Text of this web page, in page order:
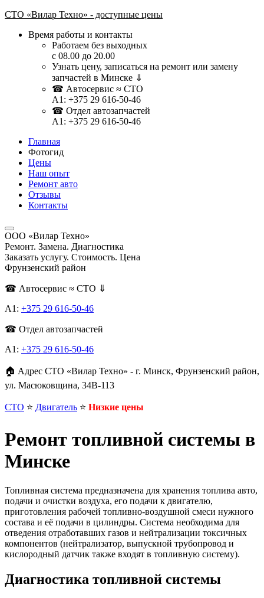
СТО «Вилар Техно» - доступные цены
Время работы и контакты
Работаем без выходных
с 08.00 до 20.00
Узнать цену, записаться на ремонт или замену
запчастей в Минске ⇓
☎ Автосервис ≈ СТО
A1: +375 29 616-50-46
☎ Отдел автозапчастей
A1: ‎+375 29 616-50-46
Главная
Фотогид
Цены
Наш опыт
Ремонт авто
Отзывы
Контакты
ООО «Вилар Техно»
Ремонт. Замена. Диагностика
Заказать услугу. Стоимость. Цена
Фрунзенский район
☎ Автосервис ≈ СТО ⇓
А1: +375 29 616-50-46
☎ Отдел автозапчастей
A1: +375 29 616-50-46
🏠 Адрес СТО «Вилар Техно» - г. Минск, Фрунзенский район,
ул. Масюковщина, 34В-113
СТО ⭐️ Двигатель ⭐️ Низкие цены
Ремонт топливной системы в
Минске
Топливная система предназначена для хранения топлива авто,
подачи и очистки воздуха, его подачи к двигателю,
приготовления рабочей топливно-воздушной смеси нужного
состава и её подачи в цилиндры. Система необходима для
отведения отработавших газов и нейтрализации токсичных
компонентов (нейтрализатор, выпускной трубопровод и
кислородный датчик также входят в топливную систему).
Диагностика топливной системы